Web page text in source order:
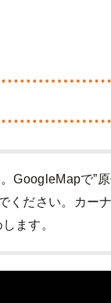
GoogleMapで”
ください。カー
ます。